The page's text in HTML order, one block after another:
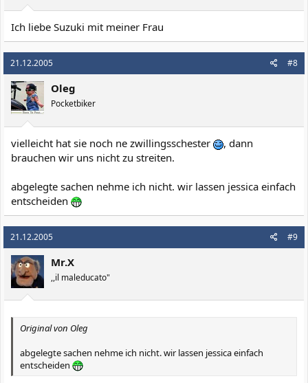
Ich liebe Suzuki mit meiner Frau
21.12.2005 #8
Oleg
Pocketbiker
vielleicht hat sie noch ne zwillingsschester
, dann
brauchen wir uns nicht zu streiten.
abgelegte sachen nehme ich nicht. wir lassen jessica einfach
entscheiden
21.12.2005 #9
Mr.X
,,il maleducato"
Original von Oleg
abgelegte sachen nehme ich nicht. wir lassen jessica einfach
entscheiden